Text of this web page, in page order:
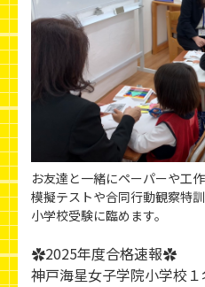
お友達と一緒にペーパーや工
模擬テストや合同行動観察特
小学校受験に臨めます。
✿2025年度合格速報✿
神戸海星女子学院小学校１